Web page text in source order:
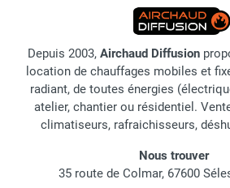
Depuis 2003, Airchaud Diffusion
location de chauffages mobiles et
radiant, de toutes énergies
atelier, chantier ou résidentiel.
climatiseurs, rafraichisseurs,
Nous trouver
35 route de Colmar, 67600